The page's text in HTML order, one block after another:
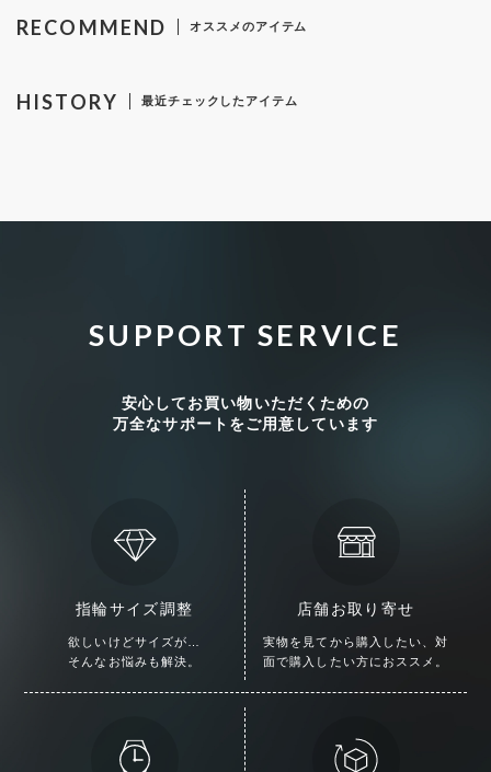
RECOMMEND オススメのアイテム
HISTORY 最近チェックしたアイテム
SUPPORT SERVICE
安心してお買い物いただくための
万全なサポートをご用意しています
指輪サイズ調整
欲しいけどサイズが…
そんなお悩みも解決。
店舗お取り寄せ
実物を見てから購入したい、対
面で購入したい方におススメ。